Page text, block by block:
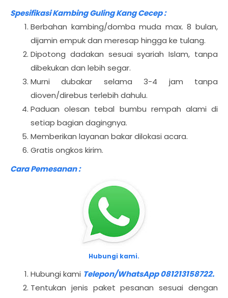
Spesifikasi Kambing Guling Kang Cecep :
Berbahan kambing/domba muda max. 8 bulan,
dijamin empuk dan meresap hingga ke tulang.
Dipotong dadakan sesuai syariah Islam, tanpa
dibekukan dan lebih segar.
Murni dubakar selama 3-4 jam tanpa
dioven/direbus terlebih dahulu.
Paduan olesan tebal bumbu rempah alami di
setiap bagian dagingnya.
Memberikan layanan bakar dilokasi acara.
Gratis ongkos kirim.
Cara Pemesanan :
Hubungi kami.
Hubungi kami Telepon/WhatsApp 081213158722.
Tentukan jenis paket pesanan sesuai dengan